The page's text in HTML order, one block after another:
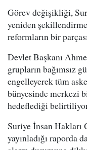
Görev değişikliği,
yeniden
reformların bir
Devlet Başkanı
grupların bağımsız
engelleyerek tüm
bünyesinde merkezi
hedeflediği
Suriye İnsan
yayınladığı raporda